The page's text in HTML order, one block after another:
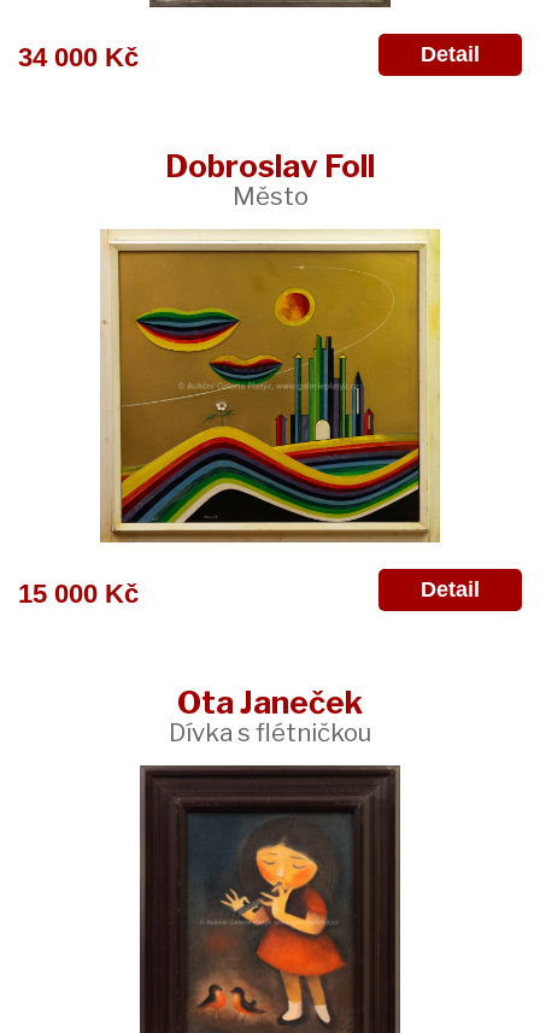
34 000 Kč Detail
Dobroslav Foll
Město
15 000 Kč Detail
Ota Janeček
Dívka s flétničkou